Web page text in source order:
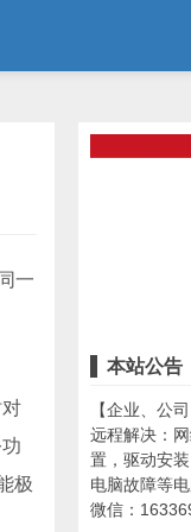
一
极
本站公告
【企业、公
远程解决：
置，驱动安
电脑故障等
微信：